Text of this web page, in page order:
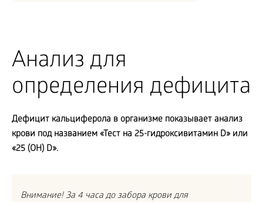
Анализ для
определения дефицита
Дефицит кальциферола в организме показывает анализ
крови под названием «Тест на 25-гидроксивитамин D» или
«25 (OH) D».
Внимание! За 4 часа до забора крови для